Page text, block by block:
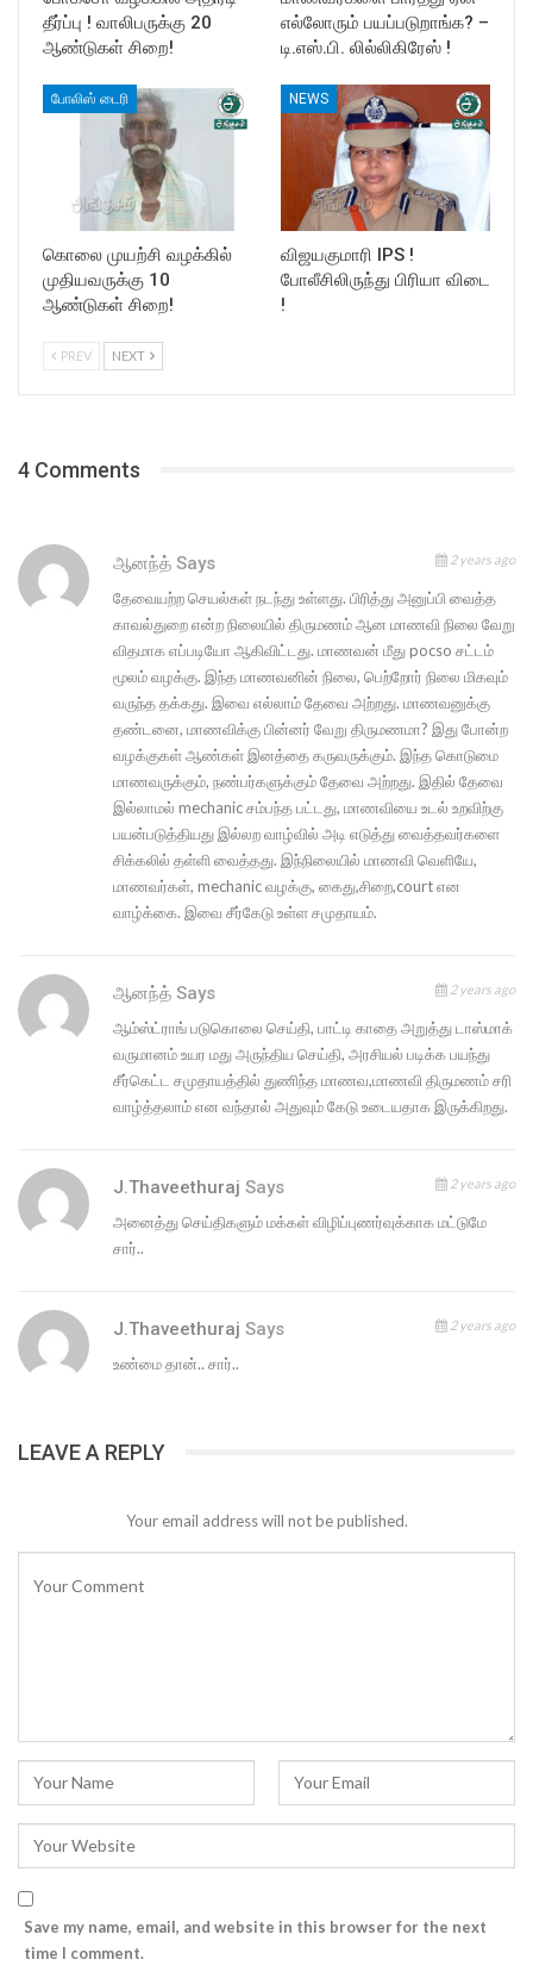
தீர்ப்பு ! வாலிபருக்கு 20
ஆண்டுகள் சிறை!
எல்லோரும் பயப்படுறாங்க? –
டி.எஸ்.பி. லில்லிகிரேஸ் !
போலிஸ் டைரி
கொலை முயற்சி வழக்கில்
முதியவருக்கு 10
ஆண்டுகள் சிறை!
NEWS
விஜயகுமாரி IPS !
போலீசிலிருந்து பிரியா விடை
!
PREV NEXT
4 Comments
ஆனந்த் Says 2 years ago
தேவையற்ற செயல்கள் நடந்து உள்ளது. பிரித்து அனுப்பி வைத்த
காவல்துறை என்ற நிலையில் திருமணம் ஆன மாணவி நிலை வேறு
விதமாக எப்படியோ ஆகிவிட்டது. மாணவன் மீது pocso சட்டம்
மூலம் வழக்கு. இந்த மாணவனின் நிலை, பெற்றோர் நிலை மிகவும்
வருந்த தக்கது. இவை எல்லாம் தேவை அற்றது. மாணவனுக்கு
தண்டனை, மாணவிக்கு பின்னர் வேறு திருமணமா? இது போன்ற
வழக்குகள் ஆண்கள் இனத்தை கருவருக்கும். இந்த கொடுமை
மாணவருக்கும், நண்பர்களுக்கும் தேவை அற்றது. இதில் தேவை
இல்லாமல் mechanic சம்பந்த பட்டது, மாணவியை உடல் உறவிற்கு
பயன்படுத்தியது இல்லற வாழ்வில் அடி எடுத்து வைத்தவர்களை
சிக்கலில் தள்ளி வைத்தது. இந்நிலையில் மாணவி வெளியே,
மாணவர்கள், mechanic வழக்கு, கைது,சிறை,court என
வாழ்க்கை. இவை சீர்கேடு உள்ள சமுதாயம்.
ஆனந்த் Says 2 years ago
ஆம்ஸ்ட்ராங் படுகொலை செய்தி, பாட்டி காதை அறுத்து டாஸ்மாக்
வருமானம் உயர மது அருந்திய செய்தி, அரசியல் படிக்க பயந்து
சீர்கெட்ட சமுதாயத்தில் துணிந்த மாணவ,மாணவி திருமணம் சரி
வாழ்த்தலாம் என வந்தால் அதுவும் கேடு உடையதாக இருக்கிறது.
J.Thaveethuraj Says 2 years ago
அனைத்து செய்திகளும் மக்கள் விழிப்புணர்வுக்காக மட்டுமே
சார்..
J.Thaveethuraj Says 2 years ago
உண்மை தான்.. சார்..
LEAVE A REPLY
Your email address will not be published.
Save my name, email, and website in this browser for the next
time I comment.